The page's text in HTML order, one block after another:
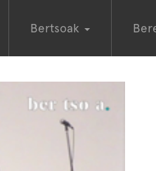
Bertsoak